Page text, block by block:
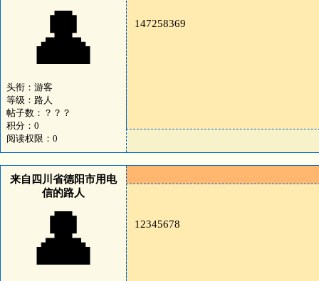
👤
头衔：游客
等级：路人
帖子数：？？？
积分：0
阅读权限：0
147258369
来自四川省德阳市用电
信的路人
👤 12345678